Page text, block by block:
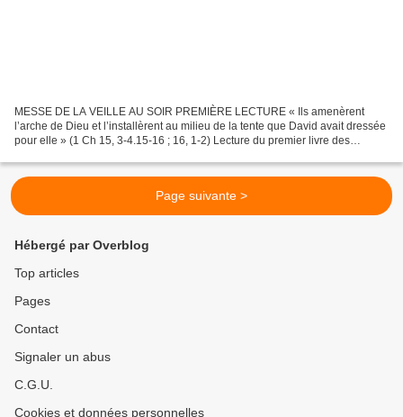
MESSE DE LA VEILLE AU SOIR PREMIÈRE LECTURE « Ils amenèrent
l’arche de Dieu et l’installèrent au milieu de la tente que David avait dressée
pour elle » (1 Ch 15, 3-4.15-16 ; 16, 1-2) Lecture du premier livre des
Page suivante >
Hébergé par Overblog
Top articles
Pages
Contact
Signaler un abus
C.G.U.
Cookies et données personnelles